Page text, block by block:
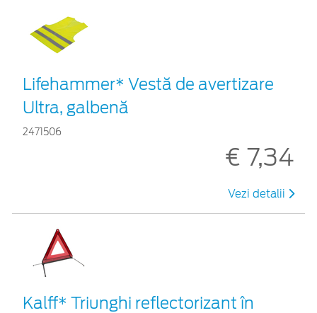
Lifehammer* Vestă de avertizare
Ultra, galbenă
2471506
€ 7,34
Vezi detalii
Kalff* Triunghi reflectorizant în